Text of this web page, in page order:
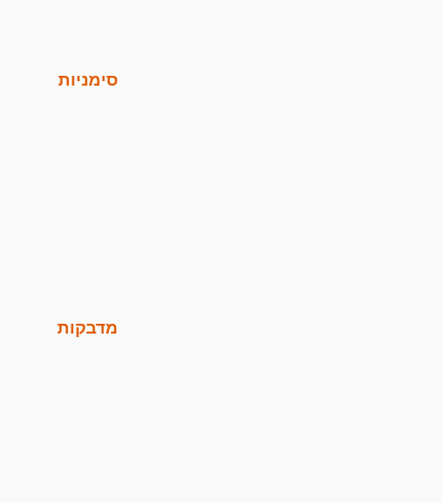
סימניות
מדבקות